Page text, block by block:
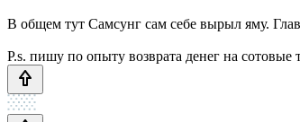
В общем тут Самсунг сам себе вырыл яму.
P.s. пишу по опыту возврата денег на